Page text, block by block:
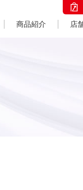
商品紹介 店